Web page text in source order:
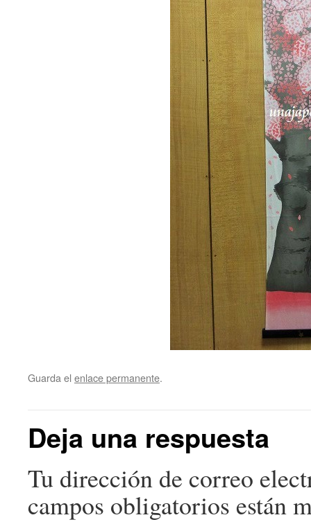
Guarda el enlace permanente.
Deja una respuesta
Tu dirección de correo
campos obligatorios están